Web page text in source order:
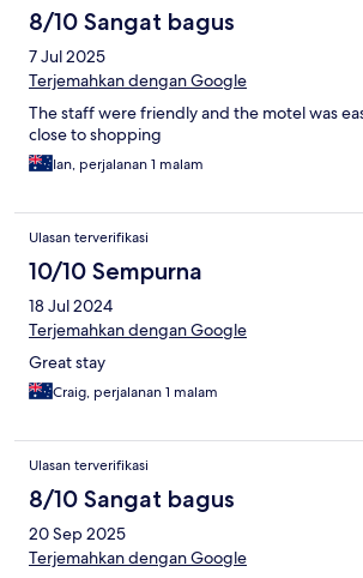
8/10 Sangat bagus
7 Jul 2025
Terjemahkan dengan Google
The staff were friendly and the motel was
close to shopping
Ian, perjalanan 1 malam
Ulasan terverifikasi
10/10 Sempurna
18 Jul 2024
Terjemahkan dengan Google
Great stay
Craig, perjalanan 1 malam
Ulasan terverifikasi
8/10 Sangat bagus
20 Sep 2025
Terjemahkan dengan Google